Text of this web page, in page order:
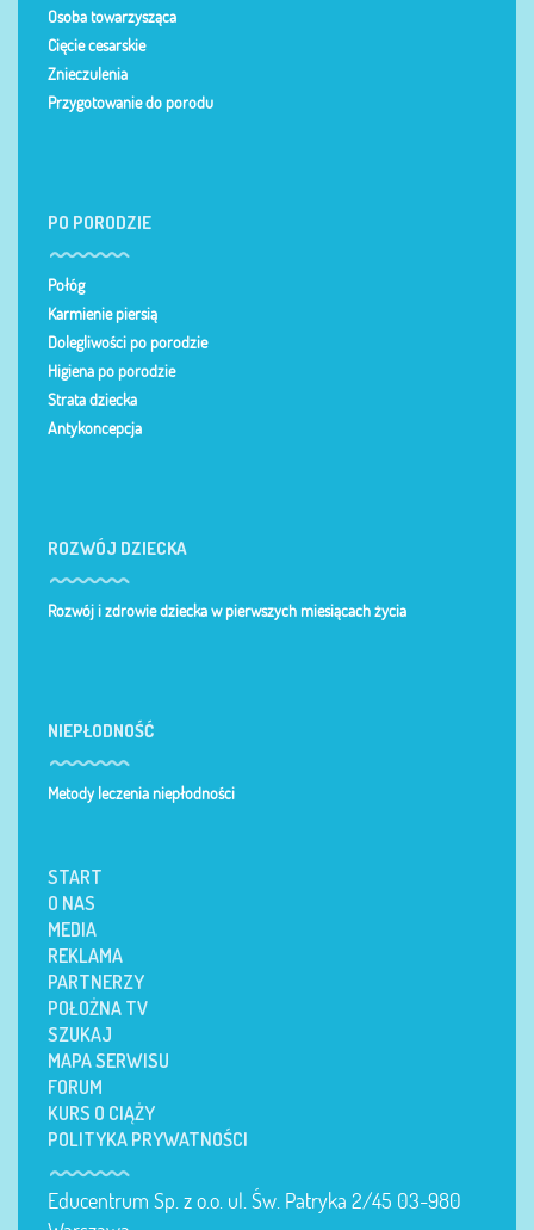
Osoba towarzysząca
Cięcie cesarskie
Znieczulenia
Przygotowanie do porodu
PO PORODZIE
Połóg
Karmienie piersią
Dolegliwości po porodzie
Higiena po porodzie
Strata dziecka
Antykoncepcja
ROZWÓJ DZIECKA
Rozwój i zdrowie dziecka w pierwszych miesiącach życia
NIEPŁODNOŚĆ
Metody leczenia niepłodności
START
O NAS
MEDIA
REKLAMA
PARTNERZY
POŁOŻNA TV
SZUKAJ
MAPA SERWISU
FORUM
KURS O CIĄŻY
POLITYKA PRYWATNOŚCI
Educentrum Sp. z o.o. ul. Św. Patryka 2/45 03-980